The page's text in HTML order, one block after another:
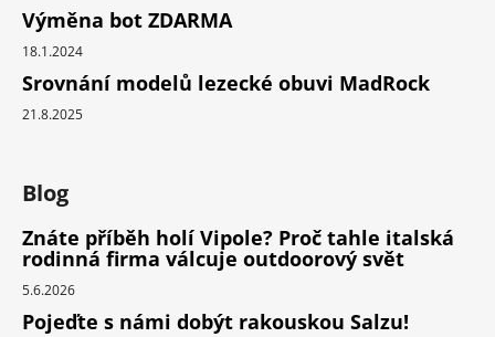
Výměna bot ZDARMA
18.1.2024
Srovnání modelů lezecké obuvi MadRock
21.8.2025
Blog
Znáte příběh holí Vipole? Proč tahle italská
rodinná firma válcuje outdoorový svět
5.6.2026
Pojeďte s námi dobýt rakouskou Salzu!